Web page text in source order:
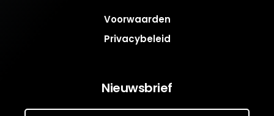
Voorwaarden
Privacybeleid
Nieuwsbrief